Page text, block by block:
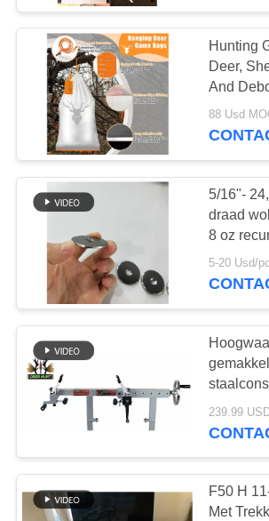
FABRIEKSREIS
CONTACTEER
ONS
VERZOEK
EEN
CITAAT
SITEMAP
PRIVACYBELEID
De jachtpijlen
Doelpijlen
Douanepijlen
Hunting
Deer,
And
Caribou
5/16"-
draad
8 oz
met
F50 H
Met